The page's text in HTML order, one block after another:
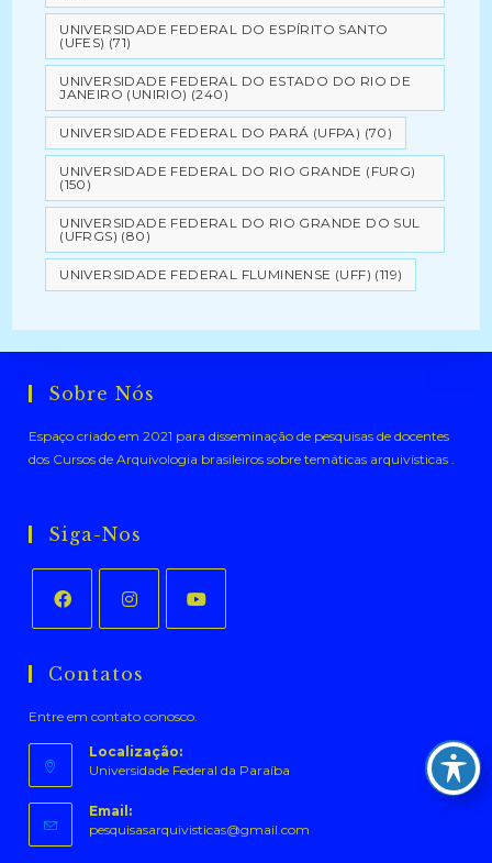
UNIVERSIDADE FEDERAL DO ESPÍRITO SANTO
(UFES) (71)
UNIVERSIDADE FEDERAL DO ESTADO DO RIO DE
JANEIRO (UNIRIO) (240)
UNIVERSIDADE FEDERAL DO PARÁ (UFPA) (70)
UNIVERSIDADE FEDERAL DO RIO GRANDE (FURG)
(150)
UNIVERSIDADE FEDERAL DO RIO GRANDE DO SUL
(UFRGS) (80)
UNIVERSIDADE FEDERAL FLUMINENSE (UFF) (119)
Sobre Nós
Espaço criado em 2021 para disseminação de pesquisas de docentes
dos Cursos de Arquivologia brasileiros sobre temáticas arquivísticas .
Siga-Nos
em
nova
aba
em
nova
aba
nova
aba
Contatos
Entre em contato conosco.
Localização:
Universidade Federal da Paraíba
Email:
pesquisasarquivisticas@gmail.com